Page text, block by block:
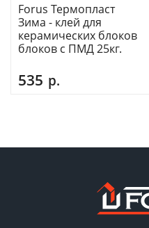
Forus Термопласт
Зима - клей для
керамических блоков
блоков с ПМД 25кг.
535 р.